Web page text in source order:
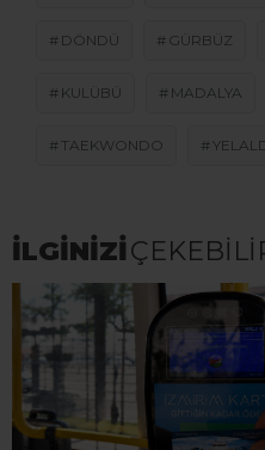
DÖNDÜ GÜRBÜZ
KULÜBÜ MADALYA
TAEKWONDO
İLGİNİZİ